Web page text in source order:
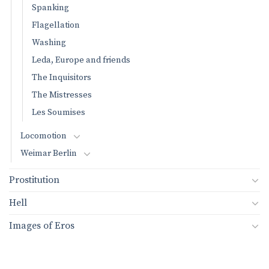
Spanking
Flagellation
Washing
Leda, Europe and friends
The Inquisitors
The Mistresses
Les Soumises
Locomotion
Weimar Berlin
Prostitution
Hell
Images of Eros